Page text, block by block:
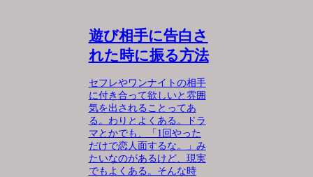
遊び相手に告白さ
れた時に振る方法
セフレやワンナイトの相手
に付き合って欲しいと雰囲
気を出されることってあ
る。わりとよくある。ドラ
マとかでも、「1回やった
だけで恋人面するな。」み
たいなのがあるけど、現実
でもよくある。そんな時